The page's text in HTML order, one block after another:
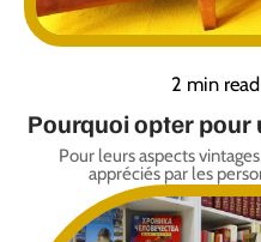
2 min read
Pourquoi opter
Pour leurs aspects
appréciés par les